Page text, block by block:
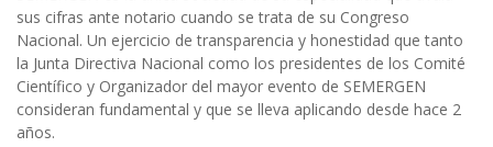
sus cifras ante notario cuando se trata de su Congreso
Nacional. Un ejercicio de transparencia y honestidad que tanto
la Junta Directiva Nacional como los presidentes de los Comité
Científico y Organizador del mayor evento de SEMERGEN
consideran fundamental y que se lleva aplicando desde hace 2
años.